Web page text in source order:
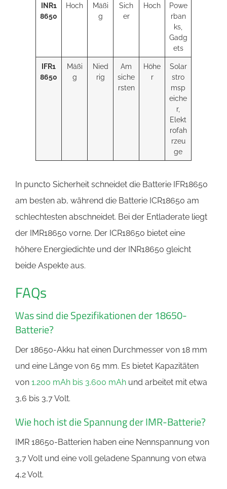
INR1
8650
Hoch
Mäßi
g
Sich
er
Hoch
Powe
rban
ks,
Gadg
ets
IFR1
8650
Mäßi
g
Nied
rig
Am
siche
rsten
Höhe
r
Solar
stro
msp
eiche
r,
Elekt
rofah
rzeu
ge
In puncto Sicherheit schneidet die Batterie IFR18650
am besten ab, während die Batterie ICR18650 am
schlechtesten abschneidet. Bei der Entladerate liegt
der IMR18650 vorne. Der ICR18650 bietet eine
höhere Energiedichte und der INR18650 gleicht
beide Aspekte aus.
FAQs
Was sind die Spezifikationen der 18650-
Batterie?
Der 18650-Akku hat einen Durchmesser von 18 mm
und eine Länge von 65 mm. Es bietet Kapazitäten
von 1.200 mAh bis 3.600 mAh und arbeitet mit etwa
3,6 bis 3,7 Volt.
Wie hoch ist die Spannung der IMR-Batterie?
IMR 18650-Batterien haben eine Nennspannung von
3,7 Volt und eine voll geladene Spannung von etwa
4,2 Volt.